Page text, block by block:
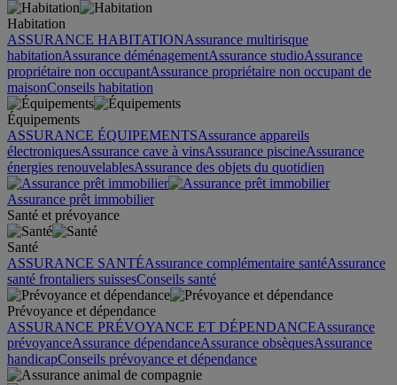
Habitation
ASSURANCE HABITATIONAssurance multirisque
habitationAssurance déménagementAssurance studioAssurance
propriétaire non occupantAssurance propriétaire non occupant de
maisonConseils habitation
Équipements
ASSURANCE ÉQUIPEMENTSAssurance appareils
électroniquesAssurance cave à vinsAssurance piscineAssurance
énergies renouvelablesAssurance des objets du quotidien
Assurance prêt immobilier
Santé et prévoyance
Santé
ASSURANCE SANTÉAssurance complémentaire santéAssurance
santé frontaliers suissesConseils santé
Prévoyance et dépendance
ASSURANCE PRÉVOYANCE ET DÉPENDANCEAssurance
prévoyanceAssurance dépendanceAssurance obsèquesAssurance
handicapConseils prévoyance et dépendance